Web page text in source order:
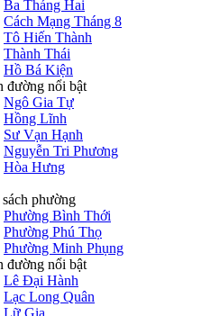
Ba Tháng Hai
Cách Mạng Tháng 8
Tô Hiến Thành
Thành Thái
Hồ Bá Kiện
đường nổi bật
Ngô Gia Tự
Hồng Lĩnh
Sư Vạn Hạnh
Nguyễn Tri Phương
Hòa Hưng
phường
Phường Bình Thới
Phường Phú Thọ
Phường Minh Phụng
đường nổi bật
Lê Đại Hành
Lạc Long Quân
Lữ Gia